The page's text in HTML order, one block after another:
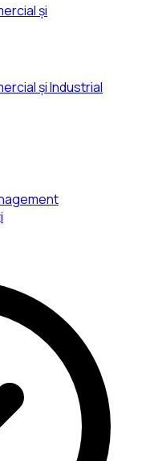
și
și Industrial